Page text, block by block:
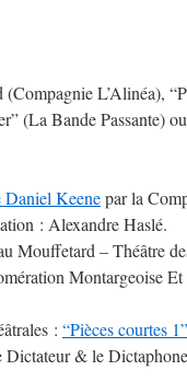
L’Alinéa),
(La Bande Passante)
Keenepar la
: Alexandre Haslé.
Mouffetard – Théâtre
Montargeoise
: “Pièces courtes
Dictateur & le